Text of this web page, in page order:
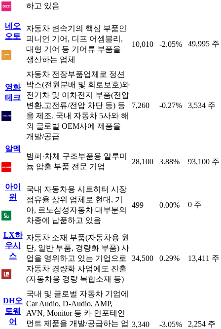
하고 있음
네오
오토
자동차 변속기의 핵심 부품인
피니언 기어, 디프 어셈블리,
대형 기어 등 기어류 부품을
생산하는 업체
10,010 -2.05% 49,995 주
영화
테크
자동차 전장부품업체로 정션
박스(전원분배 및 회로보호)와
전기차 및 이차전지 부품(전압
변환,고전류/전압 차단 등) 등
을 제조. 국내 자동차 5사와 해
외 글로벌 OEM사에 제품을
개발/공급
7,260 -0.27% 3,534 주
알멕
범퍼·차체 구조부품용 알루미
늄 압출 부품 전문 기업
28,100 3.88% 93,100 주
아이
윈
국내 자동차용 시트히터 시장
점유율 상위 업체로 현대, 기
아, 르노삼성자동차 대부분의
차종에 납품하고 있음
499 0.00% 0 주
LX하
우시
스
자동차 소재 부품(자동차용 원
단, 일반 부품, 경량화 부품) 사
업을 영위하고 있는 기업으로
자동차 경량화 사업에도 진출
(자동차용 경량 복합소재 등)
34,500 0.29% 13,411 주
DH오
토웨
어
국내 및 글로벌 자동차 기업에
Car Audio, D-Audio, AMP,
AVN, Monitor 등 카 인포테인
먼트 제품을 개발/공급하는 업 3,340 -3.05% 2,254 주